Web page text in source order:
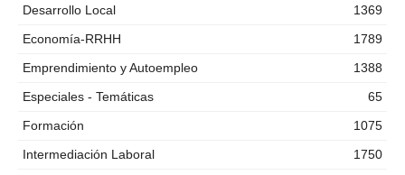
Desarrollo Local
1369
Economía-RRHH
1789
Emprendimiento y Autoempleo
1388
Especiales - Temáticas
65
Formación
1075
Intermediación Laboral
1750